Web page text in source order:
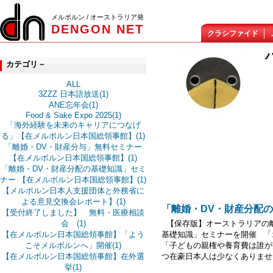
メルボルン / オーストラリア発
DENGON NET クラシファイド
カテゴリ－
ALL
3ZZZ 日本語放送(1)
ANE忘年会(1)
Food & Sake Expo 2025(1)
「海外経験を未来のキャリアにつなげ
る」【在メルボルン日本国総領事館】(1)
「離婚・DV・財産分与」無料セミナー
【在メルボルン日本国総領事館】(1)
「離婚・DV・財産分配の基礎知識」セミ
ナー 【在メルボルン日本国総領事館】(1)
【メルボルン日本人支援団体と外務省に
よる意見交換会レポート】(1)
【受付終了しました】 無料・医療相談
会 (1)
【在メルボルン日本国総領事館】「よう
こそメルボルンへ」開催(1)
【在メルボルン日本国総領事館】在外選
挙(1)
「離婚・DV・財産分配
【保存版】オーストラリア
基礎知識」セミナーを開催 「
「子どもの親権や養育費は誰
つ在豪日本人は少なくありま